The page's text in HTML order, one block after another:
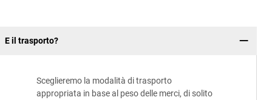
E il trasporto?
Sceglieremo la modalità di trasporto
appropriata in base al peso delle merci, di solito